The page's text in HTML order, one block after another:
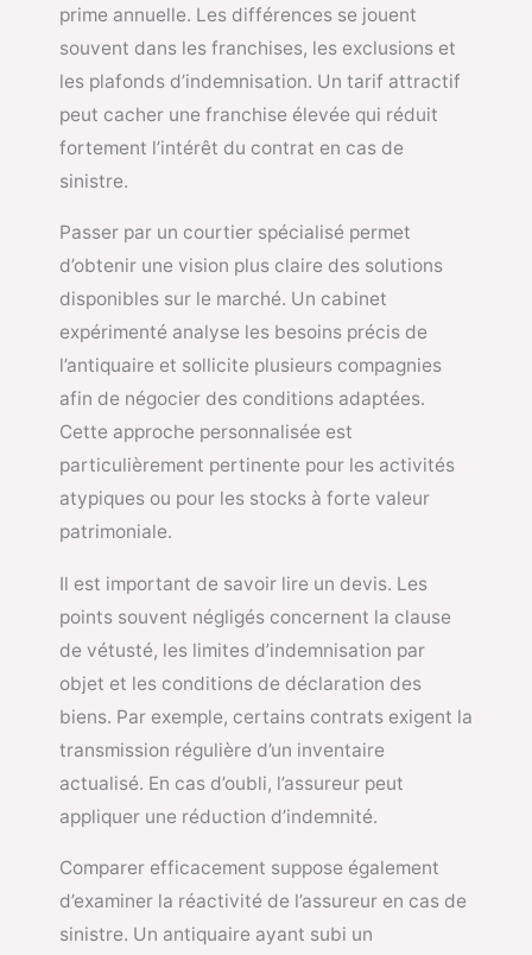
prime annuelle. Les différences se jouent
souvent dans les franchises, les exclusions et
les plafonds d’indemnisation. Un tarif attractif
peut cacher une franchise élevée qui réduit
fortement l’intérêt du contrat en cas de
sinistre.
Passer par un courtier spécialisé permet
d’obtenir une vision plus claire des solutions
disponibles sur le marché. Un cabinet
expérimenté analyse les besoins précis de
l’antiquaire et sollicite plusieurs compagnies
afin de négocier des conditions adaptées.
Cette approche personnalisée est
particulièrement pertinente pour les activités
atypiques ou pour les stocks à forte valeur
patrimoniale.
Il est important de savoir lire un devis. Les
points souvent négligés concernent la clause
de vétusté, les limites d’indemnisation par
objet et les conditions de déclaration des
biens. Par exemple, certains contrats exigent la
transmission régulière d’un inventaire
actualisé. En cas d’oubli, l’assureur peut
appliquer une réduction d’indemnité.
Comparer efficacement suppose également
d’examiner la réactivité de l’assureur en cas de
sinistre. Un antiquaire ayant subi un